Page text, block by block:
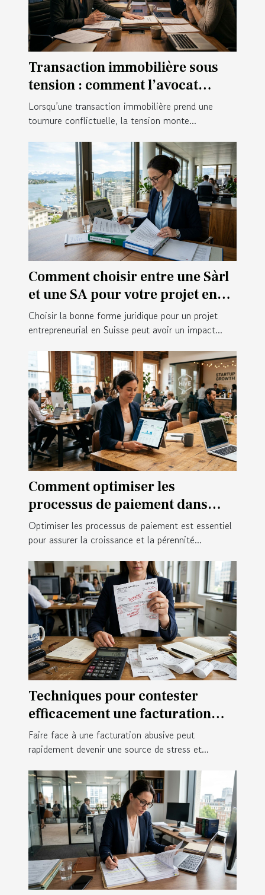
Transaction immobilière sous
tension : comment l’avocat
calme le jeu en coulisses ?
Lorsqu’une transaction immobilière prend une
tournure conflictuelle, la tension monte...
Comment choisir entre une Sàrl
et une SA pour votre projet en
Suisse ?
Choisir la bonne forme juridique pour un projet
entrepreneurial en Suisse peut avoir un impact...
Comment optimiser les
processus de paiement dans
votre startup ?
Optimiser les processus de paiement est essentiel
pour assurer la croissance et la pérennité...
Techniques pour contester
efficacement une facturation
abusive
Faire face à une facturation abusive peut
rapidement devenir une source de stress et...